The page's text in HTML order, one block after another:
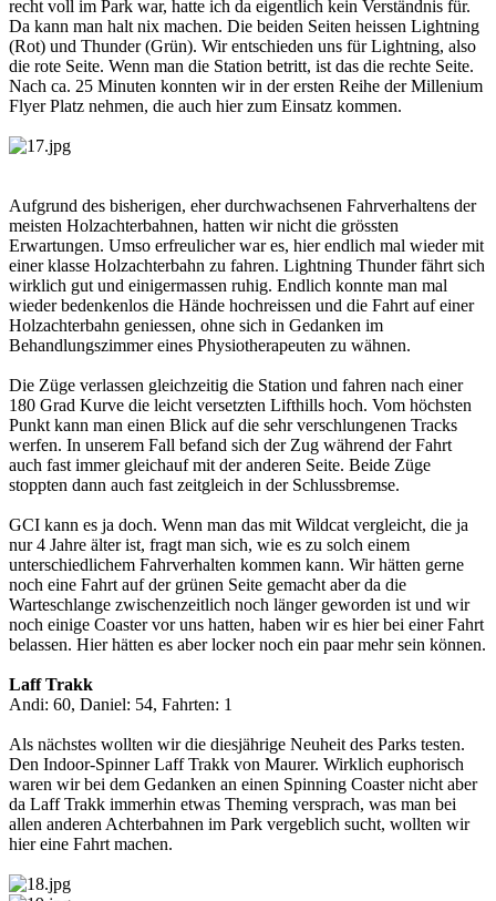
recht voll im Park war, hatte ich da eigentlich kein Verständnis für.
Da kann man halt nix machen. Die beiden Seiten heissen Lightning
(Rot) und Thunder (Grün). Wir entschieden uns für Lightning, also
die rote Seite. Wenn man die Station betritt, ist das die rechte Seite.
Nach ca. 25 Minuten konnten wir in der ersten Reihe der Millenium
Flyer Platz nehmen, die auch hier zum Einsatz kommen.
Aufgrund des bisherigen, eher durchwachsenen Fahrverhaltens der
meisten Holzachterbahnen, hatten wir nicht die grössten
Erwartungen. Umso erfreulicher war es, hier endlich mal wieder mit
einer klasse Holzachterbahn zu fahren. Lightning Thunder fährt sich
wirklich gut und einigermassen ruhig. Endlich konnte man mal
wieder bedenkenlos die Hände hochreissen und die Fahrt auf einer
Holzachterbahn geniessen, ohne sich in Gedanken im
Behandlungszimmer eines Physiotherapeuten zu wähnen.
Die Züge verlassen gleichzeitig die Station und fahren nach einer
180 Grad Kurve die leicht versetzten Lifthills hoch. Vom höchsten
Punkt kann man einen Blick auf die sehr verschlungenen Tracks
werfen. In unserem Fall befand sich der Zug während der Fahrt
auch fast immer gleichauf mit der anderen Seite. Beide Züge
stoppten dann auch fast zeitgleich in der Schlussbremse.
GCI kann es ja doch. Wenn man das mit Wildcat vergleicht, die ja
nur 4 Jahre älter ist, fragt man sich, wie es zu solch einem
unterschiedlichem Fahrverhalten kommen kann. Wir hätten gerne
noch eine Fahrt auf der grünen Seite gemacht aber da die
Warteschlange zwischenzeitlich noch länger geworden ist und wir
noch einige Coaster vor uns hatten, haben wir es hier bei einer Fahrt
belassen. Hier hätten es aber locker noch ein paar mehr sein können.
Laff Trakk
Andi: 60, Daniel: 54, Fahrten: 1
Als nächstes wollten wir die diesjährige Neuheit des Parks testen.
Den Indoor-Spinner Laff Trakk von Maurer. Wirklich euphorisch
waren wir bei dem Gedanken an einen Spinning Coaster nicht aber
da Laff Trakk immerhin etwas Theming versprach, was man bei
allen anderen Achterbahnen im Park vergeblich sucht, wollten wir
hier eine Fahrt machen.